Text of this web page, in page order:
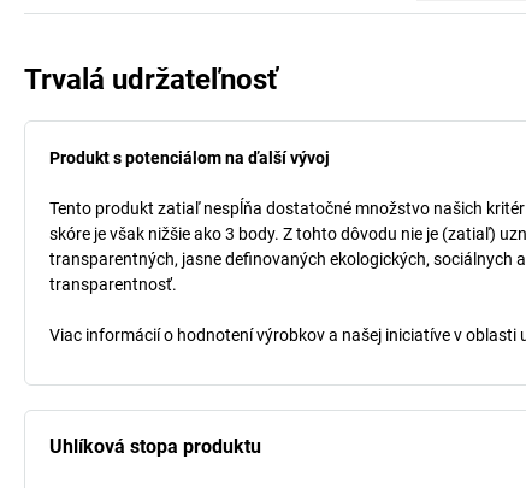
Trvalá udržateľnosť
Produkt s potenciálom na ďalší vývoj
Tento produkt zatiaľ nespĺňa dostatočné množstvo našich
skóre je však nižšie ako 3 body. Z tohto dôvodu nie je (zatiaľ)
transparentných, jasne definovaných ekologických, sociálnych
transparentnosť.
Viac informácií o hodnotení výrobkov a našej iniciatíve v oblasti
Uhlíková stopa produktu